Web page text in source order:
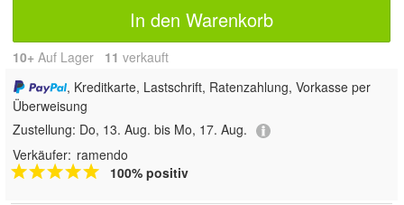
In den Warenkorb
10+ Auf Lager 11 verkauft
, Kreditkarte, Lastschrift, Ratenzahlung, Vorkasse per
Überweisung
Zustellung: Do, 13. Aug. bis Mo, 17. Aug.
Verkäufer: ramendo
100% positiv